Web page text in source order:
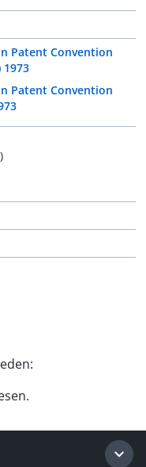
Patent Convention
1973
Patent Convention